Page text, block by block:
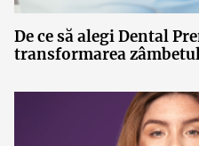
De ce să alegi Dental
transformarea